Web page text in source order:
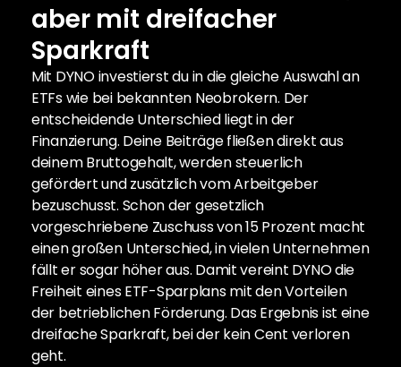
aber mit dreifacher
Sparkraft
Mit DYNO investierst du in die gleiche Auswahl an
ETFs wie bei bekannten Neobrokern. Der
entscheidende Unterschied liegt in der
Finanzierung. Deine Beiträge fließen direkt aus
deinem Bruttogehalt, werden steuerlich
gefördert und zusätzlich vom Arbeitgeber
bezuschusst. Schon der gesetzlich
vorgeschriebene Zuschuss von 15 Prozent macht
einen großen Unterschied, in vielen Unternehmen
fällt er sogar höher aus. Damit vereint DYNO die
Freiheit eines ETF-Sparplans mit den Vorteilen
der betrieblichen Förderung. Das Ergebnis ist eine
dreifache Sparkraft, bei der kein Cent verloren
geht.